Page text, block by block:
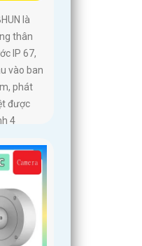
là
thân
IP 67,
vào ban
phát
được
4